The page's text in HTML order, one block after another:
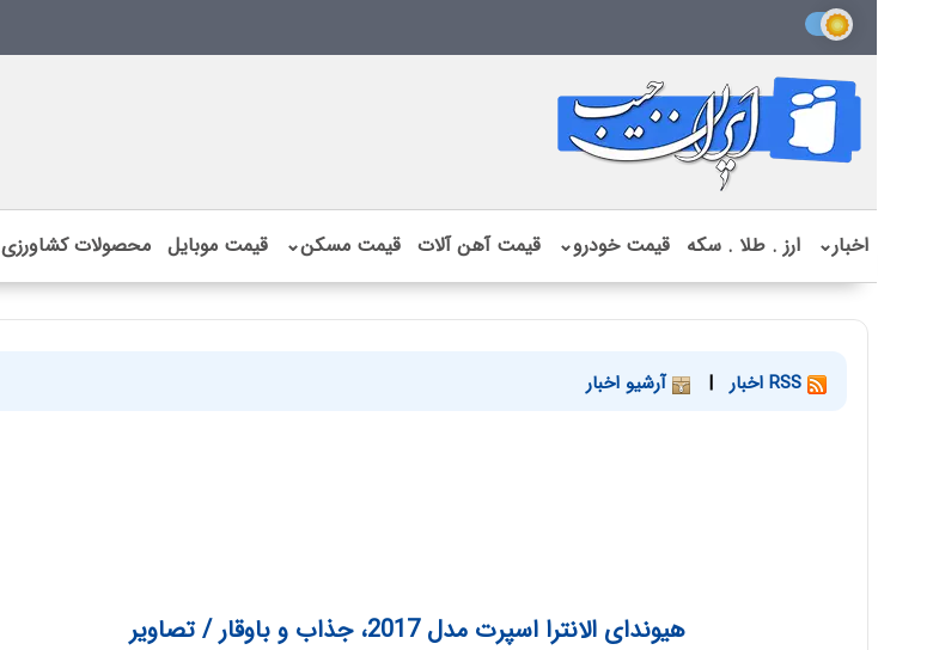
اخبار⌄ ارز . طلا . سکه قیمت خودرو⌄ قیمت آهن آلات قیمت مسکن⌄ قیمت موبایل محصولات کشاورزی
| آرشیو اخبار
هیوندای الانترا اسپرت مدل 2017، جذاب و باوقار / تصاویر